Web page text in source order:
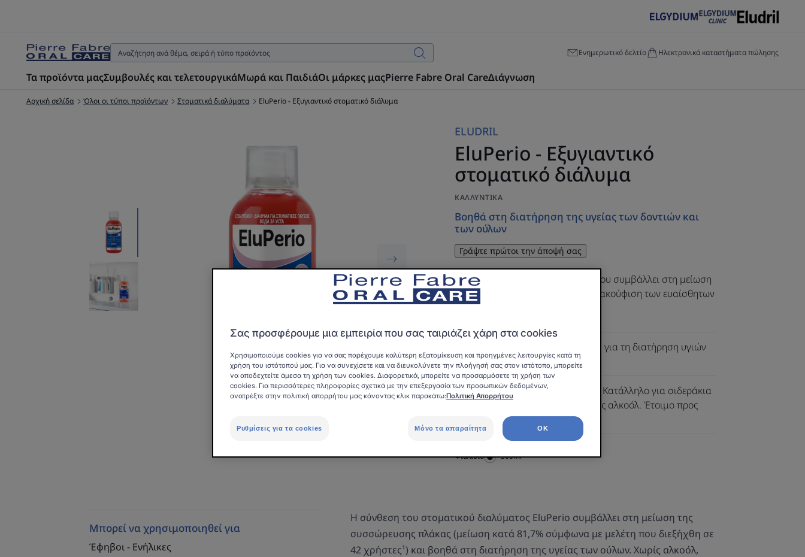
Ενημερωτικό δελτίο Ηλεκτρονικά καταστήματα πώλησης
Τα προϊόντα μαςΣυμβουλές και τελετουργικάΜωρά και ΠαιδιάΟι μάρκες μαςPierre Fabre Oral CareΔιάγνωση
Αρχική σελίδα Όλοι οι τύποι προϊόντων Στοματικά διαλύματα EluPerio - Εξυγιαντικό στοματικό διάλυμα
ELUDRIL
EluPerio - Εξυγιαντικό
στοματικό διάλυμα
ΚΑΛΛΥΝΤΙΚΆ
Βοηθά στη διατήρηση της υγείας των δοντιών και
των ούλων
Γράψτε πρώτοι την άποψή σας
Εξυγιαντικό στοματικό διάλυμα που συμβάλλει στη μείωση
της οδοντικής πλάκας και στην ανακούφιση των ευαίσθητων
ούλων.
Εξυγιαντική δράση, χωρίς αλκοόλ, για τη διατήρηση υγιών
ούλων
Μετά από χειρουργική επέμβαση. Κατάλληλο για σιδεράκια
και τεχνητές οδοντοστοιχίες. Χωρίς αλκοόλ. Έτοιμο προς
Φιαλίδιο Φιαλίδιο
300ml
Μπορεί να χρησιμοποιηθεί για
Έφηβοι - Ενήλικες
Η σύνθεση του στοματικού διαλύματος EluPerio συμβάλλει στη μείωση της
συσσώρευσης πλάκας (μείωση κατά 81,7% σύμφωνα με μελέτη που διεξήχθη σε
42 χρήστες¹) και βοηθά στη διατήρηση της υγείας των ούλων. Χωρίς αλκοόλ,
Σας προσφέρουμε μια εμπειρία που σας ταιριάζει χάρη στα cookies
Χρησιμοποιούμε cookies για να σας παρέχουμε καλύτερη εξατομίκευση και προηγμένες λειτουργίες κατά τη
χρήση του ιστότοπού μας. Για να συνεχίσετε και να διευκολύνετε την πλοήγησή σας στον ιστότοπο, μπορείτε
να αποδεχτείτε άμεσα τη χρήση των cookies. Διαφορετικά, μπορείτε να προσαρμόσετε τη χρήση των
cookies. Για περισσότερες πληροφορίες σχετικά με την επεξεργασία των προσωπικών δεδομένων,
ανατρέξτε στην πολιτική απορρήτου μας κάνοντας κλικ παρακάτω:Πολιτική Απορρήτου
Ρυθμίσεις για τα cookies Μόνο τα απαραίτητα OK